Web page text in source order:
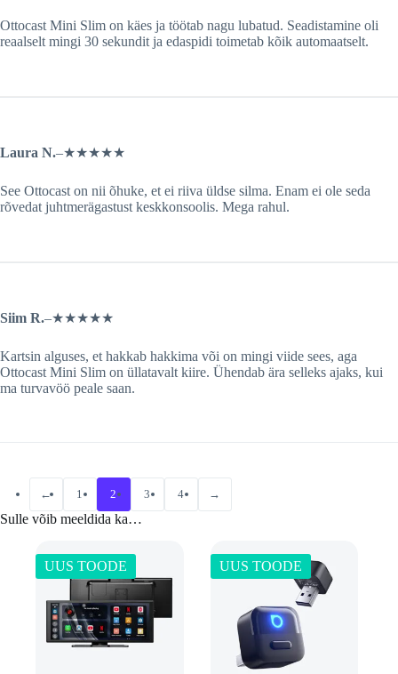
Ottocast Mini Slim on käes ja töötab nagu lubatud. Seadistamine oli
reaalselt mingi 30 sekundit ja edaspidi toimetab kõik automaatselt.
Laura N.–★★★★★
See Ottocast on nii õhuke, et ei riiva üldse silma. Enam ei ole seda
rõvedat juhtmerägastust keskkonsoolis. Mega rahul.
Siim R.–★★★★★
Kartsin alguses, et hakkab hakkima või on mingi viide sees, aga
Ottocast Mini Slim on üllatavalt kiire. Ühendab ära selleks ajaks, kui
ma turvavöö peale saan.
← 1 2 3 4 →
Sulle võib meeldida ka…
UUS TOODE UUS TOODE